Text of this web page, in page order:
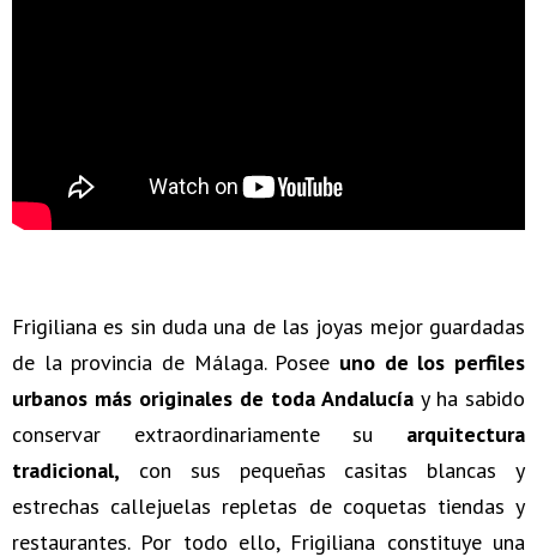
Frigiliana es sin duda una de las joyas mejor guardadas
de la provincia de Málaga. Posee uno de los perfiles
urbanos más originales de toda Andalucía y ha sabido
conservar extraordinariamente su arquitectura
tradicional, con sus pequeñas casitas blancas y
estrechas callejuelas repletas de coquetas tiendas y
restaurantes. Por todo ello, Frigiliana constituye una